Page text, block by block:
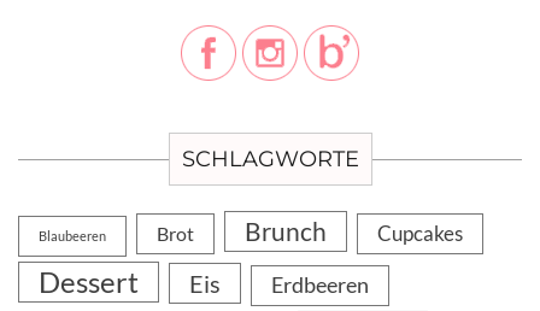
SCHLAGWORTE
Blaubeeren Brot Brunch Cupcakes
Dessert Eis Erdbeeren